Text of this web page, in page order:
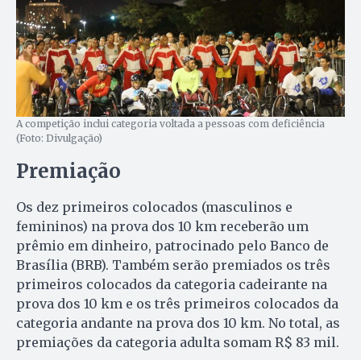
A competição inclui categoria voltada a pessoas com deficiência
(Foto: Divulgação)
Premiação
Os dez primeiros colocados (masculinos e
femininos) na prova dos 10 km receberão um
prêmio em dinheiro, patrocinado pelo Banco de
Brasília (BRB). Também serão premiados os três
primeiros colocados da categoria cadeirante na
prova dos 10 km e os três primeiros colocados da
categoria andante na prova dos 10 km. No total, as
premiações da categoria adulta somam R$ 83 mil.